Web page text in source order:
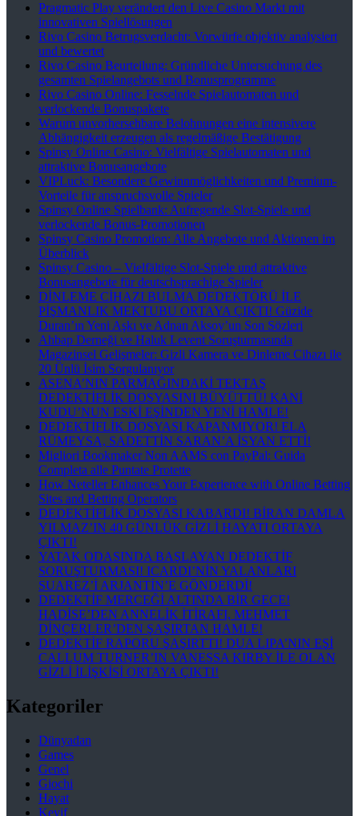
Pragmatic Play verändert den Live Casino Markt mit
innovativen Spiellösungen
Rivo Casino Betrugsverdacht: Vorwürfe objektiv analysiert
und bewertet
Rivo Casino Beurteilung: Gründliche Untersuchung des
gesamten Spielangebots und Bonusprogramme
Rivo Casino Online: Fesselnde Spielautomaten und
verlockende Bonuspakete
Warum unvorhersehbare Belohnungen eine intensivere
Abhängigkeit erzeugen als regelmäßige Bestätigung
Spinsy Online Casino: Vielfältige Spielautomaten und
attraktive Bonusangebote
VIPLuck: Besondere Gewinnmöglichkeiten und Premium-
Vorteile für anspruchsvolle Spieler
Spinsy Online Spielbank: Aufregende Slot-Spiele und
verlockende Bonus-Promotionen
Spinsy Casino Promotion: Alle Angebote und Aktionen im
Überblick
Spinsy Casino – Vielfältige Slot-Spiele und attraktive
Bonusangebote für deutschsprachige Spieler
DİNLEME CİHAZI BULMA DEDEKTÖRÜ İLE
PİŞMANLIK MEKTUBU ORTAYA ÇIKTI! Güzide
Duran’ın Yeni Aşkı ve Adnan Aksoy’un Son Sözleri
Ahbap Derneği ve Haluk Levent Soruşturmasında
Magazinsel Gelişmeler: Gizli Kamera ve Dinleme Cihazı ile
20 Ünlü İsim Sorgulanıyor
ASENA’NIN PARMAĞINDAKİ TEKTAŞ
DEDEKTİFLİK DOSYASINI BÜYÜTTÜ! KANİ
KUDU’NUN ESKİ EŞİNDEN YENİ HAMLE!
DEDEKTİFLİK DOSYASI KAPANMIYOR! ELA
RÜMEYSA, SADETTİN SARAN’A İSYAN ETTİ!
Migliori Bookmaker Non AAMS con PayPal: Guida
Completa alle Puntate Protette
How Neteller Enhances Your Experience with Online Betting
Sites and Betting Operators
DEDEKTİFLİK DOSYASI KABARDI! BİRAN DAMLA
YILMAZ’IN 40 GÜNLÜK GİZLİ HAYATI ORTAYA
ÇIKTI!
YATAK ODASINDA BAŞLAYAN DEDEKTİF
SORUŞTURMASI! ICARDI’NİN YALANLARI
SUAREZ’İ ARJANTİN’E GÖNDERDİ!
DEDEKTİF MERCEĞİ ALTINDA BİR GECE!
HADİSE’DEN ANNELİK İTİRAFI, MEHMET
DİNÇERLER’DEN ŞAŞIRTAN HAMLE!
DEDEKTİF RAPORU ŞAŞIRTTI! DUA LIPA’NIN EŞİ
CALLUM TURNER’IN VANESSA KIRBY İLE OLAN
GİZLİ İLİŞKİSİ ORTAYA ÇIKTI!
Kategoriler
Dünyadan
Games
Genel
Giochi
Hayat
Keyif